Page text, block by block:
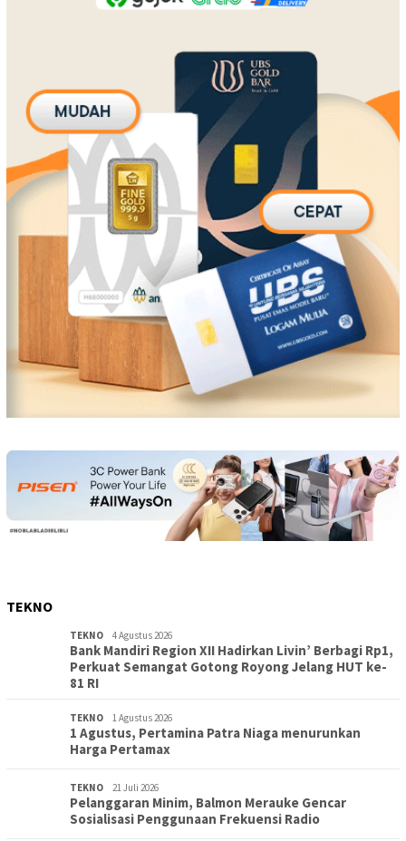
TEKNO
TEKNO 4 Agustus 2026
Bank Mandiri Region XII Hadirkan Livin’ Berbagi Rp1,
Perkuat Semangat Gotong Royong Jelang HUT ke-
81 RI
TEKNO 1 Agustus 2026
1 Agustus, Pertamina Patra Niaga menurunkan
Harga Pertamax
TEKNO 21 Juli 2026
Pelanggaran Minim, Balmon Merauke Gencar
Sosialisasi Penggunaan Frekuensi Radio